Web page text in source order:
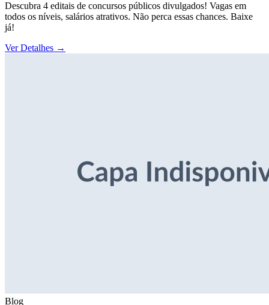
Descubra 4 editais de concursos públicos divulgados! Vagas em
todos os níveis, salários atrativos. Não perca essas chances. Baixe
já!
Ver Detalhes →
Blog